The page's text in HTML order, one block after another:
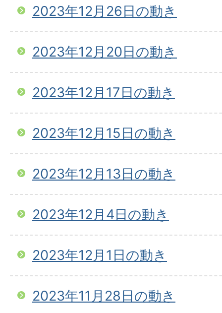
2023年12月26日の動き
2023年12月20日の動き
2023年12月17日の動き
2023年12月15日の動き
2023年12月13日の動き
2023年12月4日の動き
2023年12月1日の動き
2023年11月28日の動き